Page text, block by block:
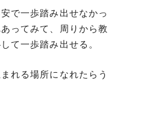
で一歩踏み出せなかっ
ってみて、周りから教
て一歩踏み出せる。
れる場所になれたらう